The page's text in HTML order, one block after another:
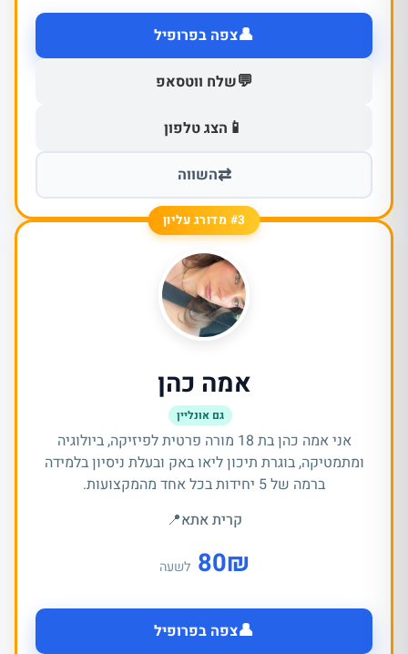
👤צפה בפרופיל
💬שלח ווטסאפ
📱 הצג טלפון
⇄השווה
#3 מדורג עליון
אמה כהן
גם אונליין
אני אמה כהן בת 18 מורה פרטית לפיזיקה, ביולוגיה
ומתמטיקה, בוגרת תיכון ליאו באק ובעלת ניסיון בלמידה
ברמה של 5 יחידות בכל אחד מהמקצועות.
קרית אתא📍
₪
80 לשעה
👤צפה בפרופיל